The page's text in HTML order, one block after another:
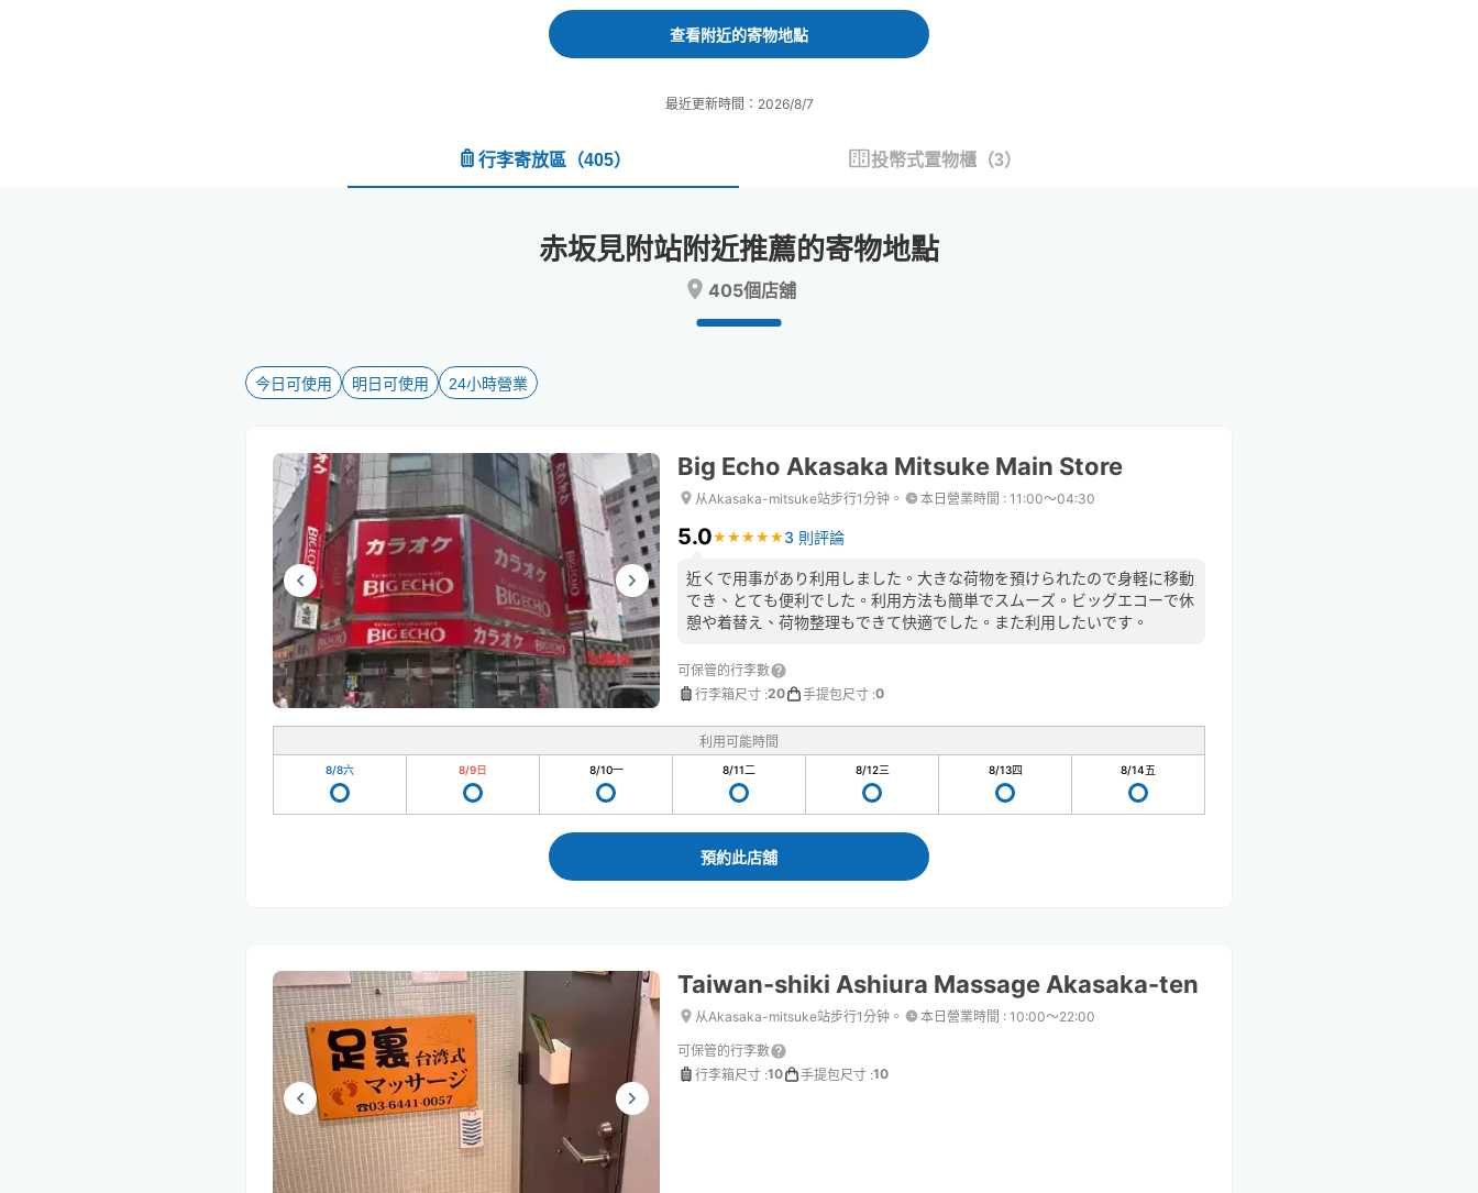
forward
to
the
calendar
select
the
changing
dates.
backward
interact
select
the
changing
dates.
查看附近的寄物地點
最近更新時間：2026/8/7
行李寄放區 （405） 投幣式置物櫃 （3）
赤坂見附站附近推薦的寄物地點
405個店舖
今日可使用 明日可使用 24小時營業
Big Echo Akasaka Mitsuke Main Store
从Akasaka-mitsuke站步行1分钟。 本日營業時間 : 11:00〜04:30
5.0★ ★ ★ ★ ★
★ ★ ★ ★ ★ 3 則評論
近くで用事があり利用しました。大きな荷物を預けられたので身軽に移動
でき、とても便利でした。利用方法も簡単でスムーズ。ビッグエコーで休
憩や着替え、荷物整理もできて快適でした。また利用したいです。
可保管的行李數
行李箱尺寸 :20 手提包尺寸 :0
利用可能時間
8/8六 8/9日 8/10一 8/11二 8/12三 8/13四 8/14五
預約此店舖
Taiwan-shiki Ashiura Massage Akasaka-ten
从Akasaka-mitsuke站步行1分钟。 本日營業時間 : 10:00〜22:00
可保管的行李數
行李箱尺寸 :10 手提包尺寸 :10